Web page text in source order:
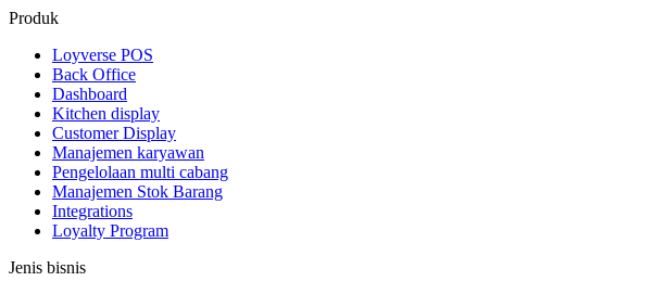
Produk
Loyverse POS
Back Office
Dashboard
Kitchen display
Customer Display
Manajemen karyawan
Pengelolaan multi cabang
Manajemen Stok Barang
Integrations
Loyalty Program
Jenis bisnis